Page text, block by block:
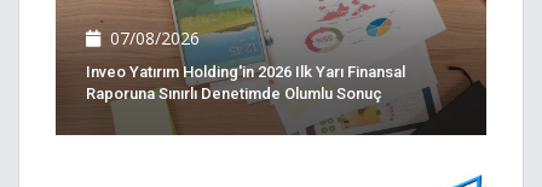
07/08/2026
Inveo Yatırım Holding'in 2026 Ilk Yarı Finansal
Raporuna Sınırlı Denetimde Olumlu Sonuç